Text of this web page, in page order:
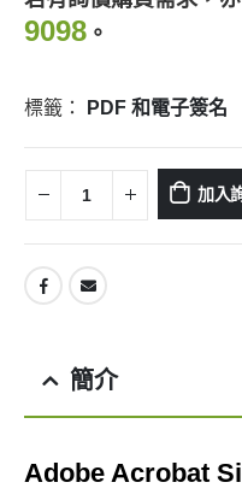
9098 。
標籤： PDF 和電子簽名
加入
簡介
Adobe Acrobat